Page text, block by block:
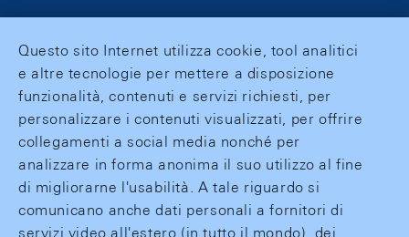
Questo sito Internet utilizza cookie, tool analitici
e altre tecnologie per mettere a disposizione
funzionalità, contenuti e servizi richiesti, per
personalizzare i contenuti visualizzati, per offrire
collegamenti a social media nonché per
analizzare in forma anonima il suo utilizzo al fine
di migliorarne l'usabilità. A tale riguardo si
comunicano anche dati personali a fornitori di
servizi video all'estero (in tutto il mondo), dei